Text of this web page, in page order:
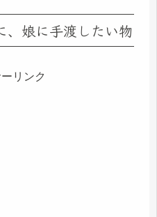
、娘に手渡したい物
リンク